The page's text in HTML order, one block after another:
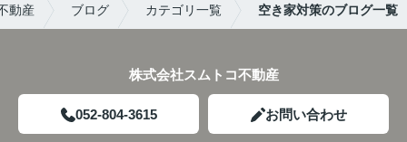
動産 ブログ カテゴリ一覧 空き家対策のブログ一覧
株式会社スムトコ不動産
052-804-3615 お問い合わせ